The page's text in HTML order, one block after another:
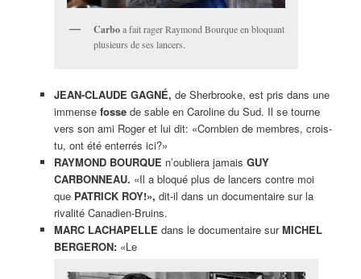
Carboa fait rager Raymond Bourque en bloquant
plusieurs de ses lancers.
JEAN-CLAUDE GAGNÉ, de Sherbrooke, est pris dans une
immense fossede sable en Caroline du Sud. Il se tourne
vers son ami Roger et lui dit: «Combien de membres, crois-
tu, ont été enterrés ici?»
RAYMOND BOURQUE n’oubliera jamais GUY
CARBONNEAU. «Il a bloqué plus de lancers contre moi
que PATRICK ROY!», dit-il dans un documentaire sur la
rivalité Canadien-Bruins.
MARC LACHAPELLE dans le documentaire surMICHEL
BERGERON:«Le